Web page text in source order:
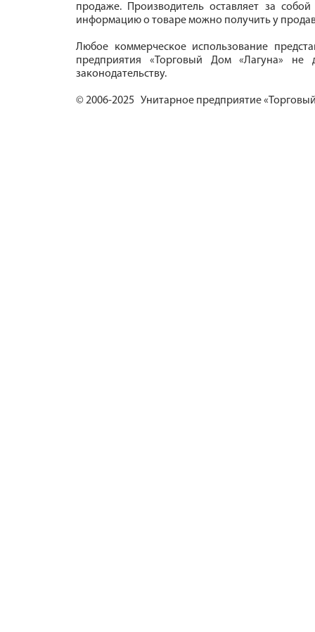
продаже. Производитель оставляет за
информацию о товаре можно получить у
Любое коммерческое использование
предприятия «Торговый Дом «Лагуна» не
законодательству.
© 2006-2025 Унитарное предприятие